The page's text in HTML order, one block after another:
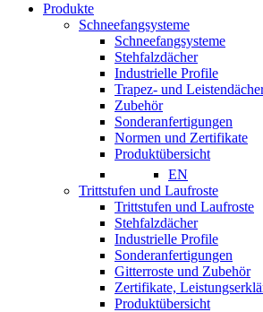
Produkte
Schneefangsysteme
Schneefangsysteme
Stehfalzdächer
Industrielle Profile
Trapez- und
Zubehör
Sonderanfertigungen
Normen und Zertifikate
Produktübersicht
EN
Trittstufen und Laufroste
Trittstufen und Laufroste
Stehfalzdächer
Industrielle Profile
Sonderanfertigungen
Gitterroste und Zubehör
Zertifikate,
Produktübersicht